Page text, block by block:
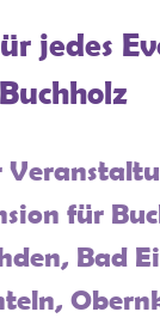
jedes
für
Bad